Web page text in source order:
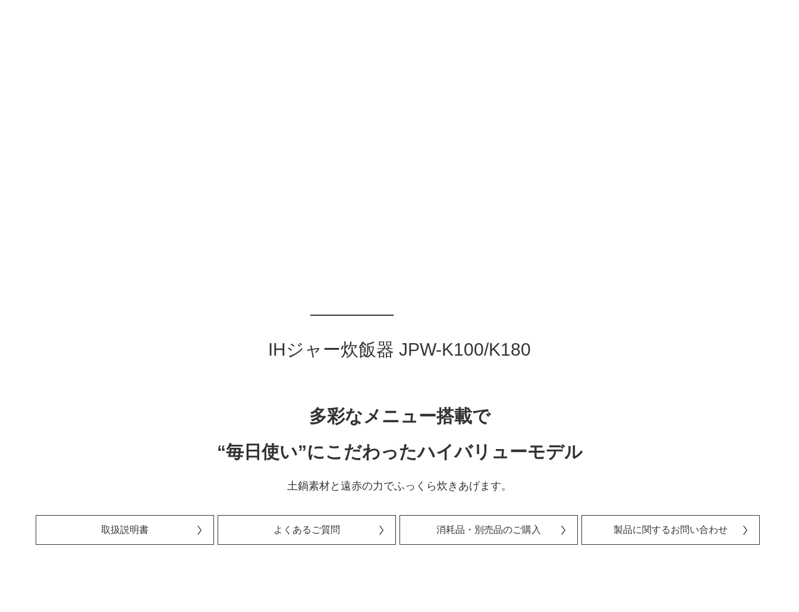
IHジャー炊飯器 JPW-K100/K180
多彩なメニュー搭載で
“毎日使い”にこだわったハイバリューモデル
土鍋素材と遠赤の力でふっくら炊きあげます。
取扱説明書 よくあるご質問 消耗品・別売品のご購入 製品に関するお問い合わせ